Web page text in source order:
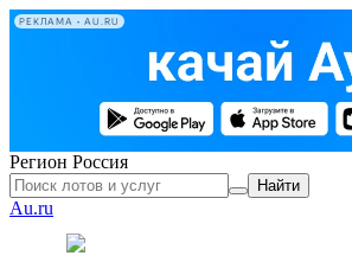
РЕКЛАМА • AU.RU
Регион Россия
Найти
Au.ru